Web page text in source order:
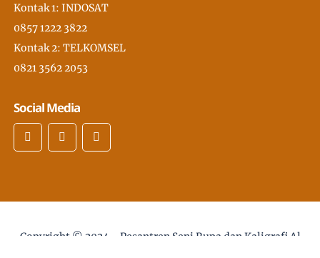
Kontak 1: INDOSAT
0857 1222 3822
Kontak 2: TELKOMSEL
0821 3562 2053
Social Media
Copyright © 2024 - Pesantren Seni Rupa dan Kaligrafi Al